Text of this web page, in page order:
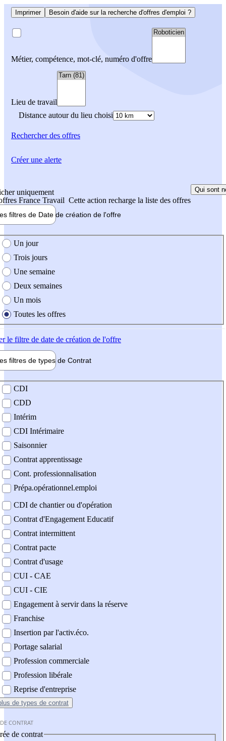
Imprimer Besoin d'aide sur la recherche d'offres d'emploi ?
Métier, compétence, mot-clé, numéro d'offre
Lieu de travail
Distance autour du lieu choisi
Rechercherdes offres
uniquement
France Travail Cette action recharge la liste des offres
Qui sont
filtres de Date de création de l'offre
création de l'offre
Un jour
Trois jours
Une semaine
Deux semaines
Un mois
Toutes les offres
le filtre de date de création de l'offre
filtres de types de Contrat
contrat
CDI
CDD
Intérim
CDI Intérimaire
Saisonnier
Contrat apprentissage
Cont. professionnalisation
Prépa.opérationnel.emploi
CDI de chantier ou d'opération
Contrat d'Engagement Educatif
Contrat intermittent
Contrat pacte
Contrat d'usage
CUI - CAE
CUI - CIE
Engagement à servir dans la réserve
Franchise
Insertion par l'activ.éco.
Portage salarial
Profession commerciale
Profession libérale
Reprise d'entreprise
de types de contrat
CONTRAT
de contrat
Créer une alerte